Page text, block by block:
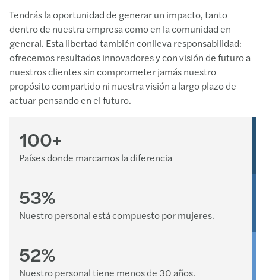
Tendrás la oportunidad de generar un impacto, tanto
dentro de nuestra empresa como en la comunidad en
general. Esta libertad también conlleva responsabilidad:
ofrecemos resultados innovadores y con visión de futuro a
nuestros clientes sin comprometer jamás nuestro
propósito compartido ni nuestra visión a largo plazo de
actuar pensando en el futuro.
100+
Países donde marcamos la diferencia
53%
Nuestro personal está compuesto por mujeres.
52%
Nuestro personal tiene menos de 30 años.